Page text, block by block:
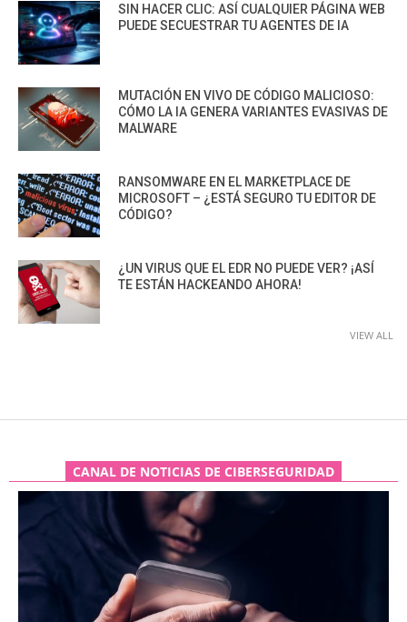
SIN HACER CLIC: ASÍ CUALQUIER PÁGINA WEB
PUEDE SECUESTRAR TU AGENTES DE IA
MUTACIÓN EN VIVO DE CÓDIGO MALICIOSO:
CÓMO LA IA GENERA VARIANTES EVASIVAS DE
MALWARE
RANSOMWARE EN EL MARKETPLACE DE
MICROSOFT – ¿ESTÁ SEGURO TU EDITOR DE
CÓDIGO?
¿UN VIRUS QUE EL EDR NO PUEDE VER? ¡ASÍ
TE ESTÁN HACKEANDO AHORA!
VIEW ALL
CANAL DE NOTICIAS DE CIBERSEGURIDAD